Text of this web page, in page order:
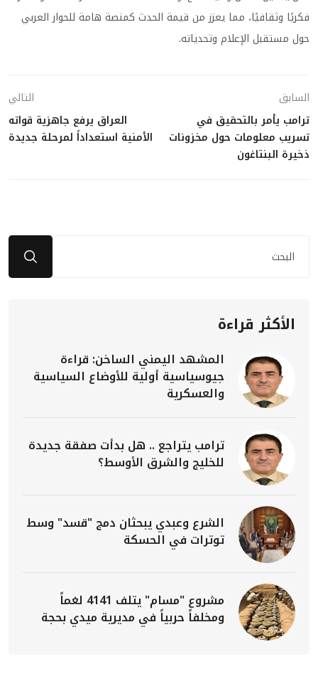
فكريًا وثقافيًا، مما يعزز من قيمة الحدث كمنصة هامة للحوار العربي
حول مستقبل الإعلام وتحدياته.
السابق
ترامب يأمر بالتحقيق في
تسريب معلومات حول مخزونات
ذخيرة البنتاغون
التالي
العراق يرفع جاهزية قواته
الأمنية استعداداً لمرحلة جديدة
الأكثر قراءة
المشهد اليمني الساخن: قراءة
جيوسياسية أولية للأوضاع السياسية
والعسكرية
ترامب يتراجع .. هل بدأت صفقة جديدة
للخليج والشرق الأوسط؟
الشرع وعبدي يبحثان دمج "قسد" وسط
توترات في الحسكة
مشروع "مسام" يتلف 4141 لغماً
ومخلفاً حربياً في مديرية ميدي بحجة